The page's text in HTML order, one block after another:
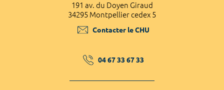
191 av. du Doyen Giraud
34295 Montpellier cedex 5
Contacter le CHU
04 67 33 67 33